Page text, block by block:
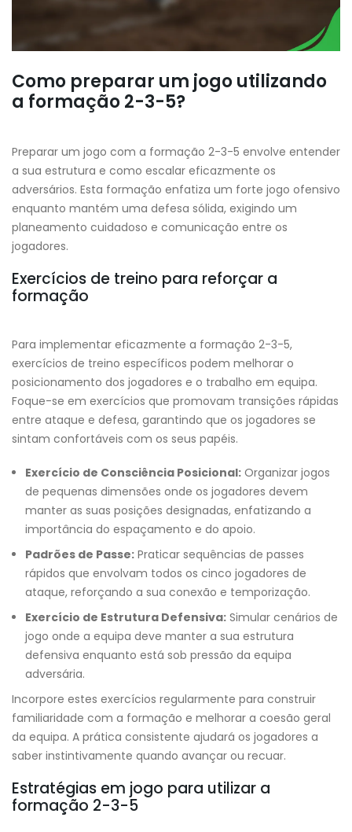
Como preparar um jogo utilizando
a formação 2-3-5?
Preparar um jogo com a formação 2-3-5 envolve entender
a sua estrutura e como escalar eficazmente os
adversários. Esta formação enfatiza um forte jogo ofensivo
enquanto mantém uma defesa sólida, exigindo um
planeamento cuidadoso e comunicação entre os
jogadores.
Exercícios de treino para reforçar a
formação
Para implementar eficazmente a formação 2-3-5,
exercícios de treino específicos podem melhorar o
posicionamento dos jogadores e o trabalho em equipa.
Foque-se em exercícios que promovam transições rápidas
entre ataque e defesa, garantindo que os jogadores se
sintam confortáveis com os seus papéis.
Exercício de Consciência Posicional: Organizar jogos
de pequenas dimensões onde os jogadores devem
manter as suas posições designadas, enfatizando a
importância do espaçamento e do apoio.
Padrões de Passe: Praticar sequências de passes
rápidos que envolvam todos os cinco jogadores de
ataque, reforçando a sua conexão e temporização.
Exercício de Estrutura Defensiva: Simular cenários de
jogo onde a equipa deve manter a sua estrutura
defensiva enquanto está sob pressão da equipa
adversária.
Incorpore estes exercícios regularmente para construir
familiaridade com a formação e melhorar a coesão geral
da equipa. A prática consistente ajudará os jogadores a
saber instintivamente quando avançar ou recuar.
Estratégias em jogo para utilizar a
formação 2-3-5